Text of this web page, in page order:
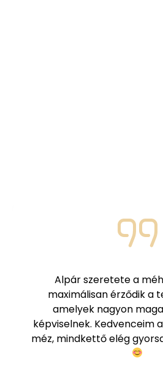
Az év 365 napjában
termékeket. Télen
vegyes virágmézet,
magvas mézeket, ősszel
leginkább a